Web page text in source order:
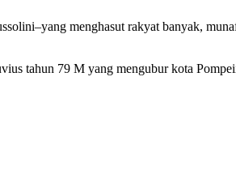
menghasut rakyat banyak,
tahun 79 M yang mengubur kota